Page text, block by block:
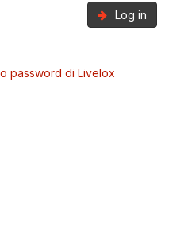
Log in
password di Livelox